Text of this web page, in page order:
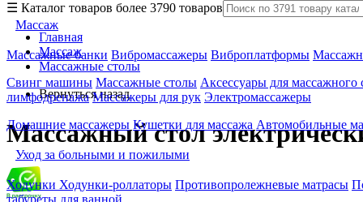
☰ Каталог товаров более 3790 товаров
Массаж
Массажные банки Вибромассажеры Виброплатформы
Свинг машины Массажные столы Аксессуары для массажного
лимфодренажа Массажеры для рук Электромассажеры
Домашние массажеры Кушетки для массажа Автомобильные
Уход за больными и пожилыми
Ходунки Ходунки-роллаторы Противопролежневые матрасы
табуреты для ванной
Главная
Массаж
Массажные столы
Вернуться назад
Массажный стол